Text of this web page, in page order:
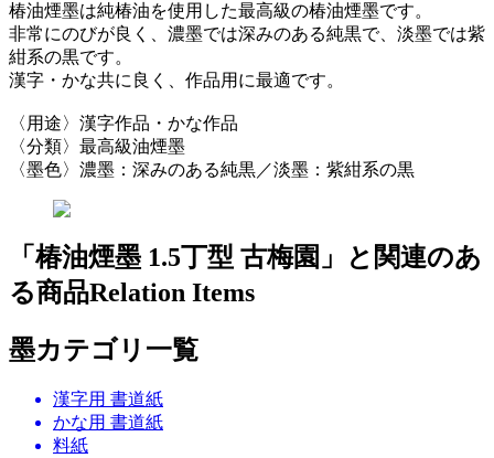
椿油煙墨は純椿油を使用した最高級の椿油煙墨です。
非常にのびが良く、濃墨では深みのある純黒で、淡墨では紫
紺系の黒です。
漢字・かな共に良く、作品用に最適です。
〈用途〉漢字作品・かな作品
〈分類〉最高級油煙墨
〈墨色〉濃墨：深みのある純黒／淡墨：紫紺系の黒
「椿油煙墨 1.5丁型 古梅園」と関連のあ
る商品Relation Items
墨カテゴリ一覧
漢字用 書道紙
かな用 書道紙
料紙